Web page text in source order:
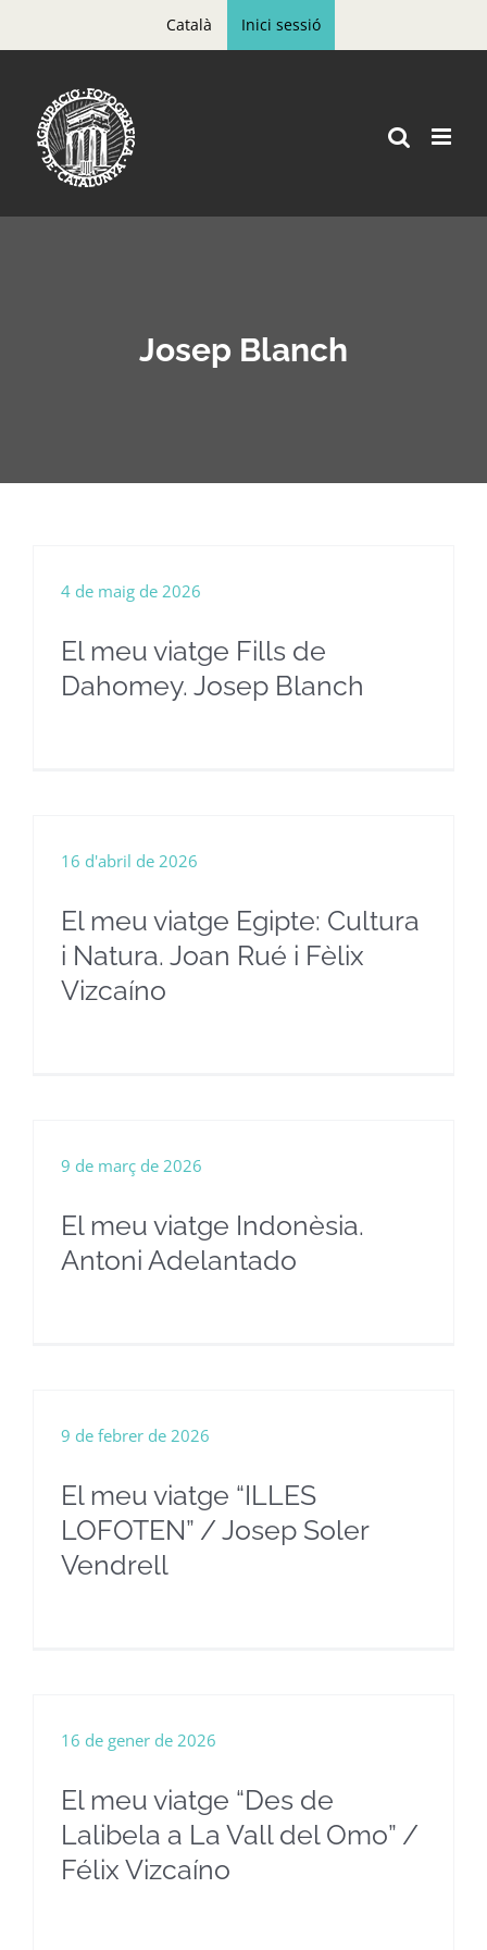
to
content
Català Inici sessió
Josep Blanch
El meu viatge Fills de
Dahomey. Josep Blanch
4 de maig de 2026
El meu viatge Egipte: Cultura
i Natura. Joan Rué i Fèlix
Vizcaíno
16 d'abril de 2026
El meu viatge Indonèsia.
Antoni Adelantado
9 de març de 2026
El meu viatge “ILLES
LOFOTEN” / Josep Soler
Vendrell
9 de febrer de 2026
El meu viatge “Des de
Lalibela a La Vall del Omo” /
Félix Vizcaíno
16 de gener de 2026